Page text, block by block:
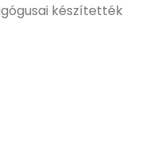
készítették